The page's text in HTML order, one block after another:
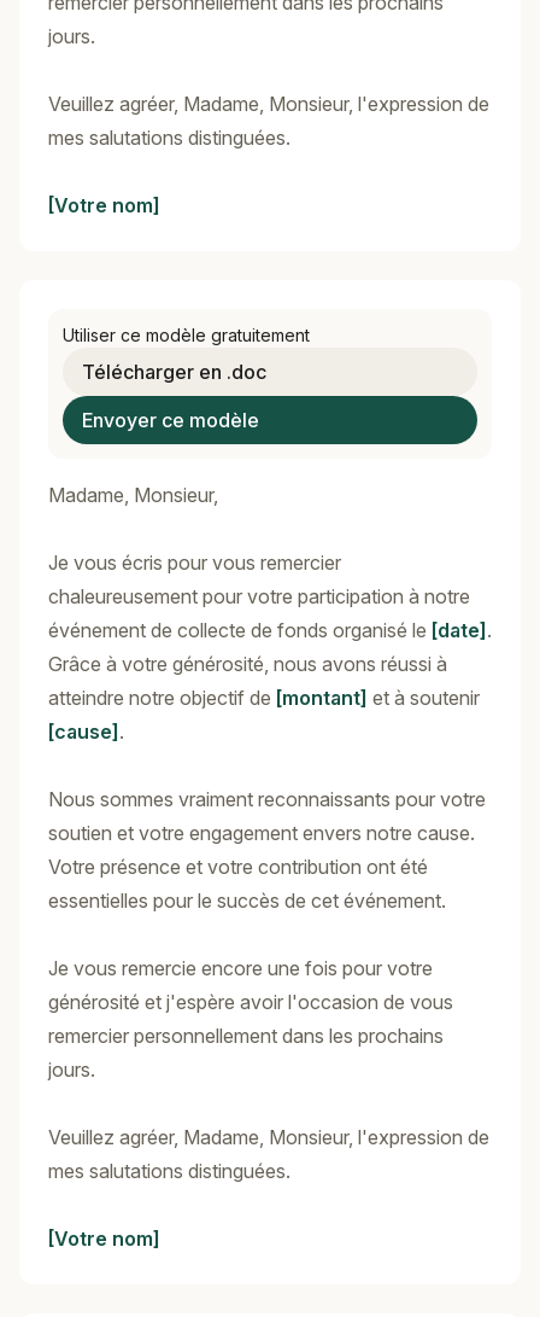
jours.
Veuillez agréer, Madame, Monsieur, l'expression de
mes salutations distinguées.
[Votre nom]
Utiliser ce modèle gratuitement
Télécharger en .doc
Envoyer ce modèle
Madame, Monsieur,
Je vous écris pour vous remercier
chaleureusement pour votre participation à notre
événement de collecte de fonds organisé le [date] .
Grâce à votre générosité, nous avons réussi à
atteindre notre objectif de [montant] et à soutenir
[cause] .
Nous sommes vraiment reconnaissants pour votre
soutien et votre engagement envers notre cause.
Votre présence et votre contribution ont été
essentielles pour le succès de cet événement.
Je vous remercie encore une fois pour votre
générosité et j'espère avoir l'occasion de vous
remercier personnellement dans les prochains
jours.
Veuillez agréer, Madame, Monsieur, l'expression de
mes salutations distinguées.
[Votre nom]